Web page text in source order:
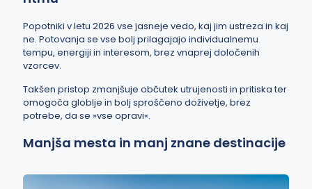
Popotniki v letu 2026 vse jasneje vedo, kaj jim ustreza in kaj
ne. Potovanja se vse bolj prilagajajo individualnemu
tempu, energiji in interesom, brez vnaprej določenih
vzorcev.
Takšen pristop zmanjšuje občutek utrujenosti in pritiska ter
omogoča globlje in bolj sproščeno doživetje, brez
potrebe, da se »vse opravi«.
Manjša mesta in manj znane destinacije